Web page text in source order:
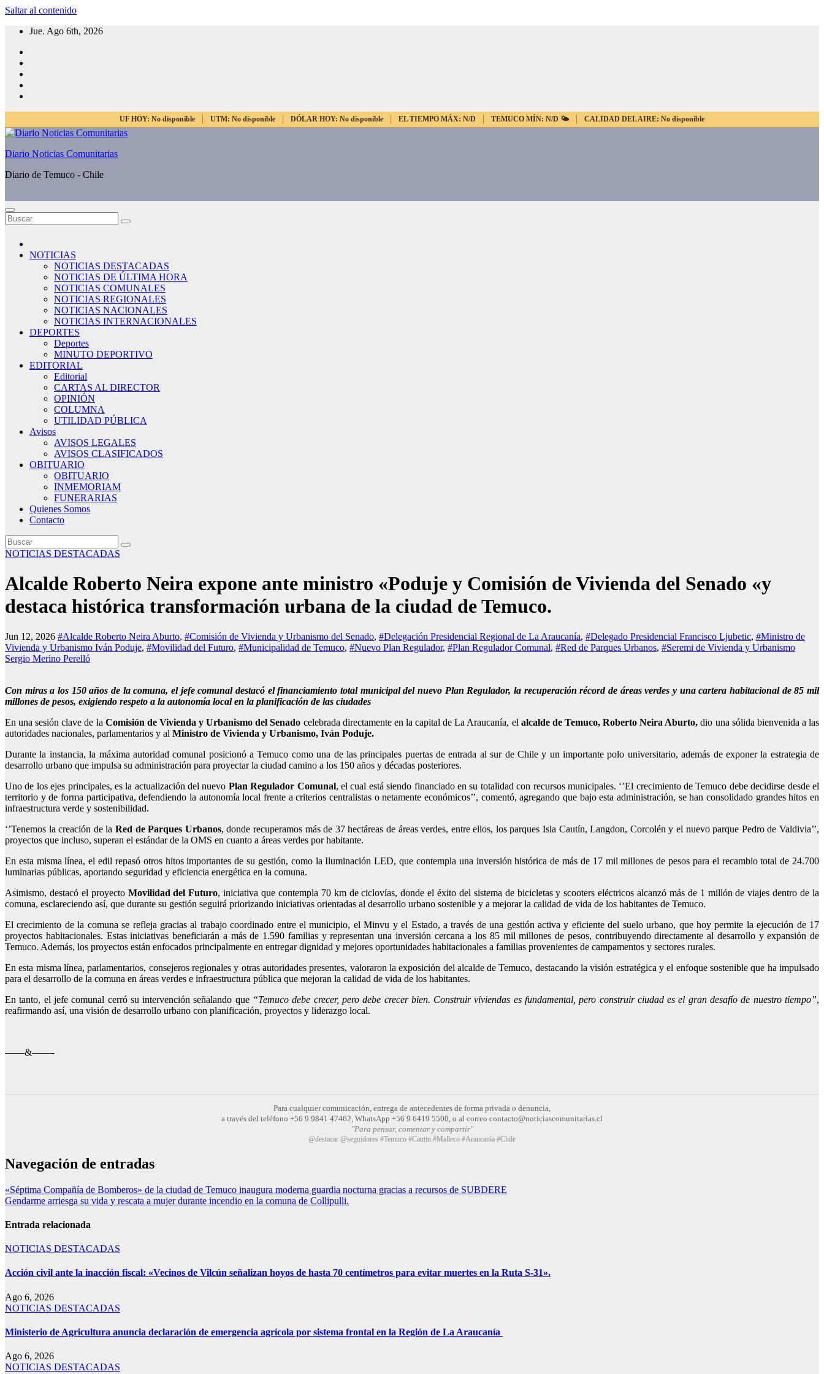
Saltar al contenido
Jue. Ago 6th, 2026
UF HOY: No disponible UTM: No disponible DÓLAR HOY: No disponible EL TIEMPO MÁX: N/D TEMUCO MÍN: N/D 🌤️ CALIDAD DEL AIRE: No disponible
Diario Noticias Comunitarias
Diario de Temuco - Chile
NOTICIAS
NOTICIAS DESTACADAS
NOTICIAS DE ÚLTIMA HORA
NOTICIAS COMUNALES
NOTICIAS REGIONALES
NOTICIAS NACIONALES
NOTICIAS INTERNACIONALES
DEPORTES
Deportes
MINUTO DEPORTIVO
EDITORIAL
Editorial
CARTAS AL DIRECTOR
OPINIÓN
COLUMNA
UTILIDAD PÚBLICA
Avisos
AVISOS LEGALES
AVISOS CLASIFICADOS
OBITUARIO
OBITUARIO
INMEMORIAM
FUNERARIAS
Quienes Somos
Contacto
NOTICIAS DESTACADAS
Alcalde Roberto Neira expone ante ministro «Poduje y Comisión de Vivienda del Senado «y
destaca histórica transformación urbana de la ciudad de Temuco.
Jun 12, 2026 #Alcalde Roberto Neira Aburto, #Comisión de Vivienda y Urbanismo del Senado, #Delegación Presidencial Regional de La Araucanía, #Delegado Presidencial Francisco Ljubetic, #Ministro de
Vivienda y Urbanismo Iván Poduje, #Movilidad del Futuro, #Municipalidad de Temuco, #Nuevo Plan Regulador, #Plan Regulador Comunal, #Red de Parques Urbanos, #Seremi de Vivienda y Urbanismo
Sergio Merino Perelló
Con miras a los 150 años de la comuna, el jefe comunal destacó el financiamiento total municipal del nuevo Plan Regulador, la recuperación récord de áreas verdes y una cartera habitacional de 85 mil
millones de pesos, exigiendo respeto a la autonomía localen la planificación de las ciudades
En una sesión clave de la Comisión de Vivienda y Urbanismo del Senado celebrada directamente en la capital de La Araucanía, el alcalde de Temuco, Roberto Neira Aburto, dio una sólida bienvenida a las
autoridades nacionales, parlamentarios y al Ministro de Vivienda y Urbanismo, Iván Poduje.
Durante la instancia, la máxima autoridad comunal posicionó a Temuco como una de las principales puertas de entrada al sur de Chile y un importante polo universitario, además de exponer la estrategia de
desarrollo urbano que impulsa su administración para proyectar la ciudad camino a los 150 años y décadas posteriores.
Uno de los ejes principales, es la actualización del nuevo Plan Regulador Comunal, el cual está siendo financiado en su totalidad con recursos municipales. ‘’El crecimiento de Temuco debe decidirse desde el
territorio y de forma participativa, defendiendo la autonomía local frente a criterios centralistas o netamente económicos’’, comentó, agregando que bajo esta administración, se han consolidado grandes hitos en
infraestructura verde y sostenibilidad.
‘’Tenemos la creación de la Red de Parques Urbanos, donde recuperamos más de 37 hectáreas de áreas verdes, entre ellos, los parques Isla Cautín, Langdon, Corcolén y el nuevo parque Pedro de Valdivia’’,
proyectos que incluso, superan el estándar de la OMS en cuanto a áreas verdes por habitante.
En esta misma línea, el edil repasó otros hitos importantes de su gestión, como la Iluminación LED, que contempla una inversión histórica de más de 17 mil millones de pesos para el recambio total de 24.700
luminarias públicas, aportando seguridad y eficiencia energética en la comuna.
Asimismo, destacó el proyecto Movilidad del Futuro, iniciativa que contempla 70 km de ciclovías, donde el éxito del sistema de bicicletas y scooters eléctricos alcanzó más de 1 millón de viajes dentro de la
comuna, esclareciendo así, que durante su gestión seguirá priorizando iniciativas orientadas al desarrollo urbano sostenible y a mejorar la calidad de vida de los habitantes de Temuco.
El crecimiento de la comuna se refleja gracias al trabajo coordinado entre el municipio, el Minvu y el Estado, a través de una gestión activa y eficiente del suelo urbano, que hoy permite la ejecución de 17
proyectos habitacionales. Estas iniciativas beneficiarán a más de 1.590 familias y representan una inversión cercana a los 85 mil millones de pesos, contribuyendo directamente al desarrollo y expansión de
Temuco. Además, los proyectos están enfocados principalmente en entregar dignidad y mejores oportunidades habitacionales a familias provenientes de campamentos y sectores rurales.
En esta misma línea, parlamentarios, consejeros regionales y otras autoridades presentes, valoraron la exposición del alcalde de Temuco, destacando la visión estratégica y el enfoque sostenible que ha impulsado
para el desarrollo de la comuna en áreas verdes e infraestructura pública que mejoran la calidad de vida de los habitantes.
En tanto, el jefe comunal cerró su intervención señalando que “Temuco debe crecer, pero debe crecer bien. Construir viviendas es fundamental, pero construir ciudad es el gran desafío de nuestro tiempo”,
reafirmando así, una visión de desarrollo urbano con planificación, proyectos y liderazgo local.
——&——-
Para cualquier comunicación, entrega de antecedentes de forma privada o denuncia,
a través del teléfono +56 9 9841 47462, WhatsApp +56 9 6419 5500, o al correo contacto@noticiascomunitarias.cl
"Para pensar, comentar y compartir"
@destacar @seguidores #Temuco #Cautin #Malleco #Araucanía #Chile
Navegación de entradas
«Séptima Compañía de Bomberos» de la ciudad de Temuco inaugura moderna guardia nocturna gracias a recursos de SUBDERE
Gendarme arriesga su vida y rescata a mujer durante incendio en la comuna de Collipulli.
Entrada relacionada
NOTICIAS DESTACADAS
Acción civil ante la inacción fiscal: «Vecinos de Vilcún señalizan hoyos de hasta 70 centímetros para evitar muertes en la Ruta S-31».
Ago 6, 2026
NOTICIAS DESTACADAS
Ministerio de Agricultura anuncia declaración de emergencia agrícola por sistema frontal en la Región de La Araucanía
Ago 6, 2026
NOTICIAS DESTACADAS